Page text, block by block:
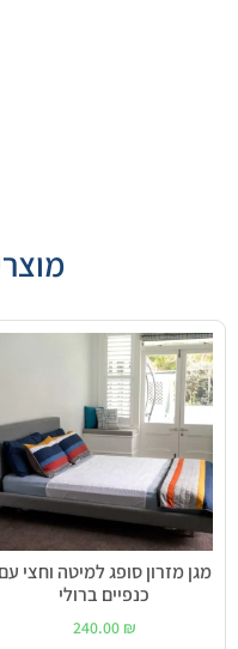
מגן מזרון סופג למיטה וחצי עם
כנפיים ברולי
240.00 ₪